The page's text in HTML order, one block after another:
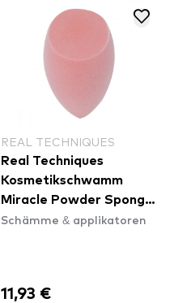
REAL TECHNIQUES
Real Techniques
Kosmetikschwamm
Miracle Powder Sponge
(1894)
Schämme & applikatoren
11,93 €